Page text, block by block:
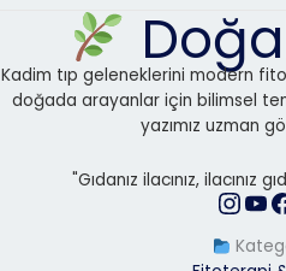
Kadim tıp geleneklerini modern
doğada arayanlar için bilimsel
yazımız uzman
"Gıdanız ilacınız, ilacınız